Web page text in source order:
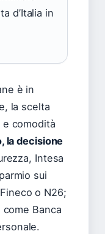
d’Italia in
è in
la scelta
comodità
la decisione
Intesa
sui
o N26;
Banca